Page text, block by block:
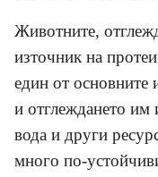
Животните,
източник на
един от основните
и отглеждането им
вода и други
много по-